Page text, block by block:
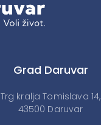
Grad Daruvar
Trg kralja Tomislava 14,
43500 Daruvar